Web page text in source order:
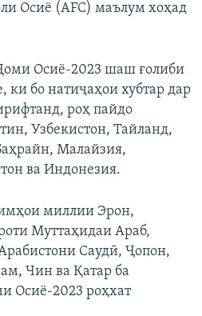
Осиё (AFC) маълум хоҳад
Осиё-2023 шаш ғолиби
ки бо натиҷаҳои хубтар дар
роҳ пайдо
Узбекистон, Тайланд,
Малайзия,
ва Индонезия.
миллии Эрон,
Муттаҳидаи Араб,
Саудӣ, Ҷопон,
Чин ва Қатар ба
Осиё-2023 роҳхат